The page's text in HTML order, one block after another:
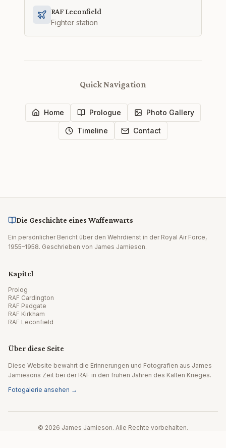
RAF Leconfield
Fighter station
Quick Navigation
Home Prologue Photo Gallery
Timeline Contact
Die Geschichte eines Waffenwarts
Ein persönlicher Bericht über den Wehrdienst in der Royal Air Force,
1955–1958. Geschrieben von James Jamieson.
Kapitel
Prolog
RAF Cardington
RAF Padgate
RAF Kirkham
RAF Leconfield
Über diese Seite
Diese Website bewahrt die Erinnerungen und Fotografien aus James
Jamiesons Zeit bei der RAF in den frühen Jahren des Kalten Krieges.
Fotogalerie ansehen →
© 2026 James Jamieson. Alle Rechte vorbehalten.